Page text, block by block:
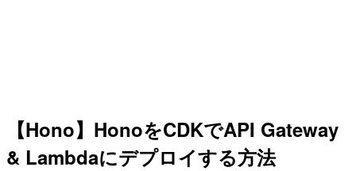
【Hono】HonoをCDKでAPI Gateway
& Lambdaにデプロイする方法